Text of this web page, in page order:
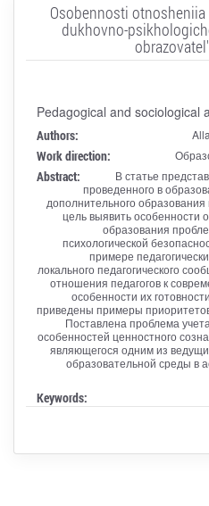
Osobennosti
dukhovno-
Pedagogical and sociological
Authors:
Work direction:
Abstract:
В статье
проведенного в
дополнительного
цель выявить особенности
образования
психологической
примере
локального педагогического
отношения педагогов к
особенности их
приведены примеры
Поставлена проблема
особенностей ценностного
являющегося одним из
образовательной среды в
Keywords: